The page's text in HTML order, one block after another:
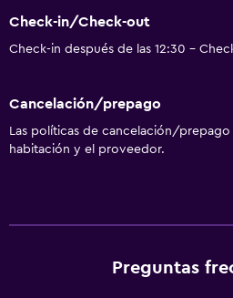
Check-in/Check-out
Check-in después de las 12:30 -
Cancelación/prepago
Las políticas de cancelación/
habitación y el proveedor.
Preguntas